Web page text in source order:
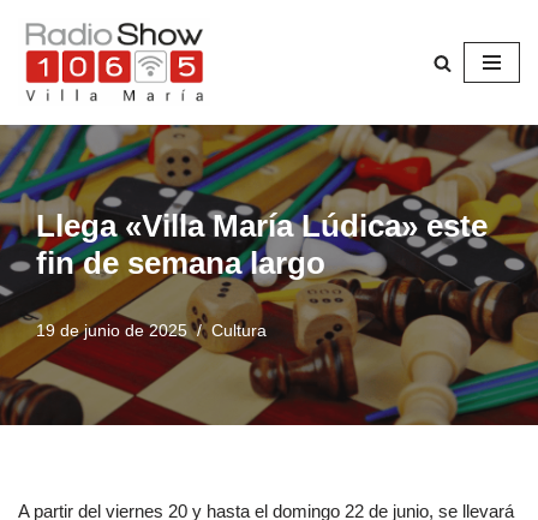
Saltar
al
contenido
Llega «Villa María Lúdica» este
fin de semana largo
19 de junio de 2025 Cultura
A partir del viernes 20 y hasta el domingo 22 de junio, se llevará